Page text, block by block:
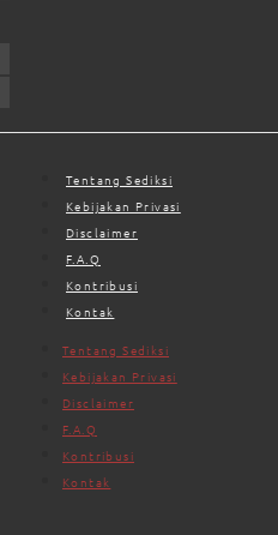
Tentang Sediksi
Kebijakan Privasi
Disclaimer
F.A.Q
Kontribusi
Kontak
Tentang Sediksi
Kebijakan Privasi
Disclaimer
F.A.Q
Kontribusi
Kontak